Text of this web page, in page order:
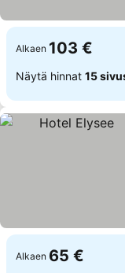
Alkaen 103 €
Näytä hinnat 15
Alkaen 65 €